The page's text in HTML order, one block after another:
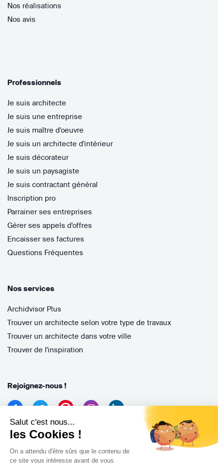
Salut c'est nous...
les Cookies !
On a attendu d'être sûrs que le contenu de
ce site vous intéresse avant de vous
Nos réalisations
Nos avis
Professionnels
Je suis architecte
Je suis une entreprise
Je suis maître d'oeuvre
Je suis un architecte d'intérieur
Je suis décorateur
Je suis un paysagiste
Je suis contractant général
Inscription pro
Parrainer ses entreprises
Gérer ses appels d'offres
Encaisser ses factures
Questions Fréquentes
Nos services
Archidvisor Plus
Trouver un architecte selon votre type de travaux
Trouver un architecte dans votre ville
Trouver de l'inspiration
Rejoignez-nous !